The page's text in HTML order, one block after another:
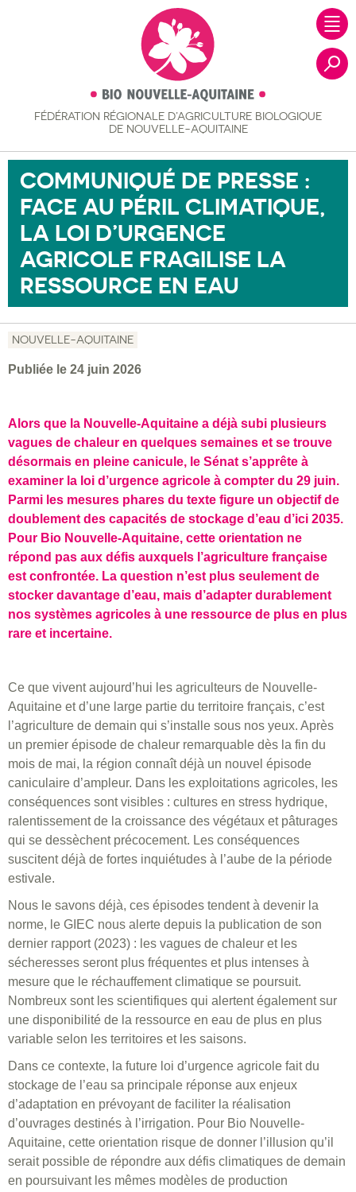
FÉDÉRATION RÉGIONALE D’AGRICULTURE BIOLOGIQUE
DE NOUVELLE-AQUITAINE
COMMUNIQUÉ DE PRESSE :
FACE AU PÉRIL CLIMATIQUE,
LA LOI D’URGENCE
AGRICOLE FRAGILISE LA
RESSOURCE EN EAU
NOUVELLE-AQUITAINE
Publiée le 24 juin 2026
Alors que la Nouvelle-Aquitaine a déjà subi plusieurs
vagues de chaleur en quelques semaines et se trouve
désormais en pleine canicule, le Sénat s’apprête à
examiner la loi d’urgence agricole à compter du 29 juin.
Parmi les mesures phares du texte figure un objectif de
doublement des capacités de stockage d’eau d’ici 2035.
Pour Bio Nouvelle-Aquitaine, cette orientation ne
répond pas aux défis auxquels l’agriculture française
est confrontée. La question n’est plus seulement de
stocker davantage d’eau, mais d’adapter durablement
nos systèmes agricoles à une ressource de plus en plus
rare et incertaine.
Ce que vivent aujourd’hui les agriculteurs de Nouvelle-
Aquitaine et d’une large partie du territoire français, c’est
l’agriculture de demain qui s’installe sous nos yeux. Après
un premier épisode de chaleur remarquable dès la fin du
mois de mai, la région connaît déjà un nouvel épisode
caniculaire d’ampleur. Dans les exploitations agricoles, les
conséquences sont visibles : cultures en stress hydrique,
ralentissement de la croissance des végétaux et pâturages
qui se dessèchent précocement. Les conséquences
suscitent déjà de fortes inquiétudes à l’aube de la période
estivale.
Nous le savons déjà, ces épisodes tendent à devenir la
norme, le GIEC nous alerte depuis la publication de son
dernier rapport (2023) : les vagues de chaleur et les
sécheresses seront plus fréquentes et plus intenses à
mesure que le réchauffement climatique se poursuit.
Nombreux sont les scientifiques qui alertent également sur
une disponibilité de la ressource en eau de plus en plus
variable selon les territoires et les saisons.
Dans ce contexte, la future loi d’urgence agricole fait du
stockage de l’eau sa principale réponse aux enjeux
d’adaptation en prévoyant de faciliter la réalisation
d’ouvrages destinés à l’irrigation. Pour Bio Nouvelle-
Aquitaine, cette orientation risque de donner l’illusion qu’il
serait possible de répondre aux défis climatiques de demain
en poursuivant les mêmes modèles de production